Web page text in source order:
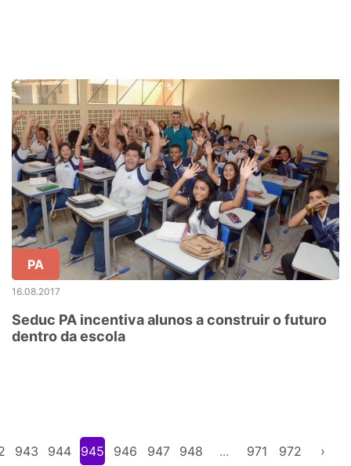
PA
16.08.2017
Seduc PA incentiva alunos a construir o futuro
dentro da escola
943 944 945 946 947 948 ... 971 972 ›